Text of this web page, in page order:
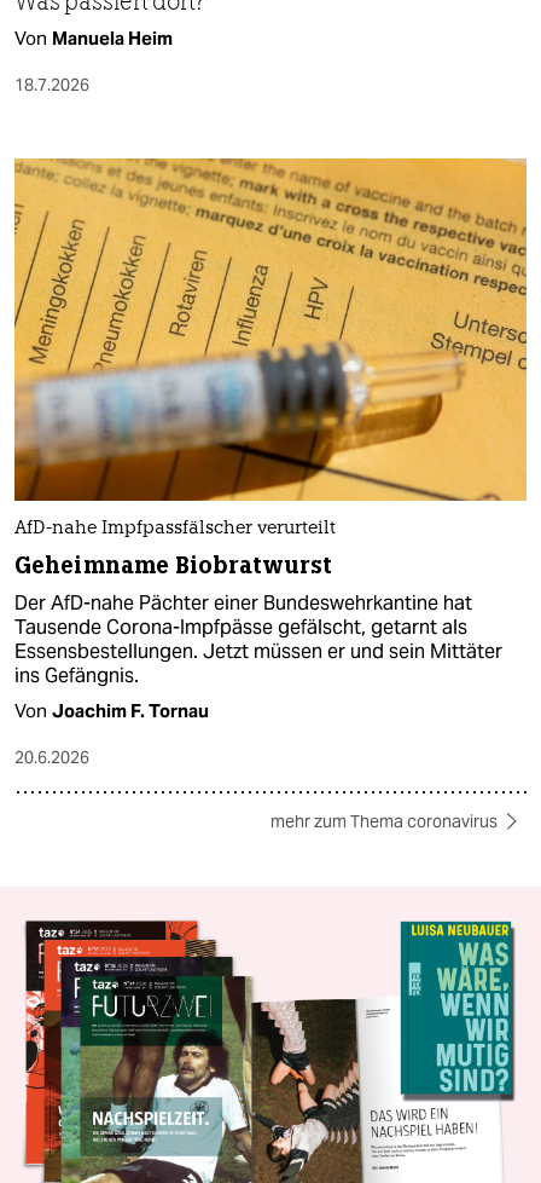
Von Manuela Heim
18.7.2026
AfD-nahe Impfpassfälscher verurteilt
Geheimname Biobratwurst
Der AfD-nahe Pächter einer Bundeswehrkantine hat
Tausende Corona-Impfpässe gefälscht, getarnt als
Essensbestellungen. Jetzt müssen er und sein Mittäter
ins Gefängnis.
Von Joachim F. Tornau
20.6.2026
mehr zum Thema coronavirus